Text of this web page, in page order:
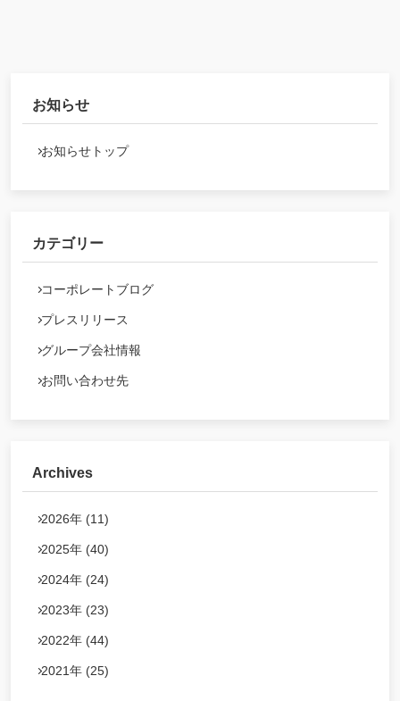
お知らせ
お知らせトップ
カテゴリー
コーポレートブログ
プレスリリース
グループ会社情報
お問い合わせ先
Archives
2026年 (11)
2025年 (40)
2024年 (24)
2023年 (23)
2022年 (44)
2021年 (25)